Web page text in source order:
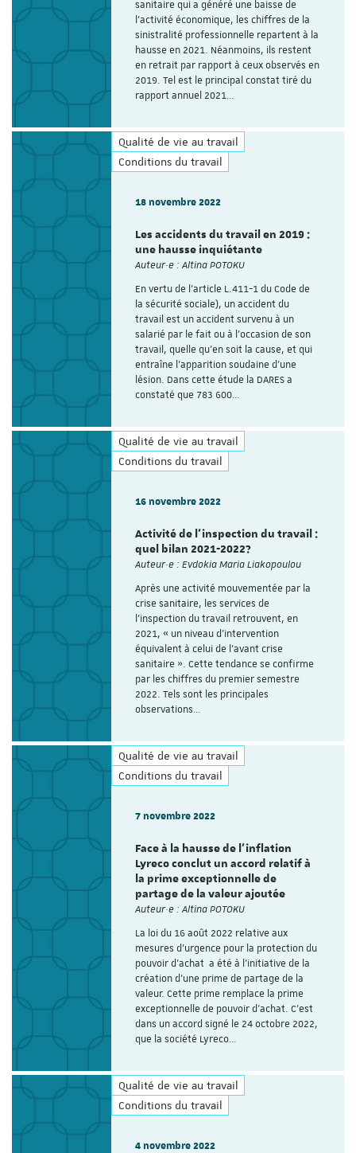
sanitaire qui a généré une baisse de
l’activité économique, les chiffres de la
sinistralité professionnelle repartent à la
hausse en 2021. Néanmoins, ils restent
en retrait par rapport à ceux observés en
2019. Tel est le principal constat tiré du
rapport annuel 2021…
Qualité de vie au travail
Conditions du travail
18 novembre 2022
Les accidents du travail en 2019 :
une hausse inquiétante
Auteur·e : Altina POTOKU
En vertu de l'article L.411-1 du Code de
la sécurité sociale), un accident du
travail est un accident survenu à un
salarié par le fait ou à l’occasion de son
travail, quelle qu’en soit la cause, et qui
entraîne l’apparition soudaine d’une
lésion. Dans cette étude la DARES a
constaté que 783 600…
Qualité de vie au travail
Conditions du travail
16 novembre 2022
Activité de l’inspection du travail :
quel bilan 2021-2022?
Auteur·e : Evdokia Maria Liakopoulou
Après une activité mouvementée par la
crise sanitaire, les services de
l’inspection du travail retrouvent, en
2021, « un niveau d’intervention
équivalent à celui de l’avant crise
sanitaire ». Cette tendance se confirme
par les chiffres du premier semestre
2022. Tels sont les principales
observations…
Qualité de vie au travail
Conditions du travail
7 novembre 2022
Face à la hausse de l’inflation
Lyreco conclut un accord relatif à
la prime exceptionnelle de
partage de la valeur ajoutée
Auteur·e : Altina POTOKU
La loi du 16 août 2022 relative aux
mesures d'urgence pour la protection du
pouvoir d'achat a été à l'initiative de la
création d'une prime de partage de la
valeur. Cette prime remplace la prime
exceptionnelle de pouvoir d'achat. C’est
dans un accord signé le 24 octobre 2022,
que la société Lyreco…
Qualité de vie au travail
Conditions du travail
4 novembre 2022